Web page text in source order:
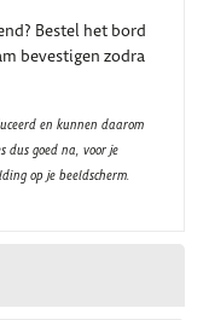
Bestel het bord
bevestigen zodra
en kunnen daarom
dus goed na, voor je
op je beeldscherm.